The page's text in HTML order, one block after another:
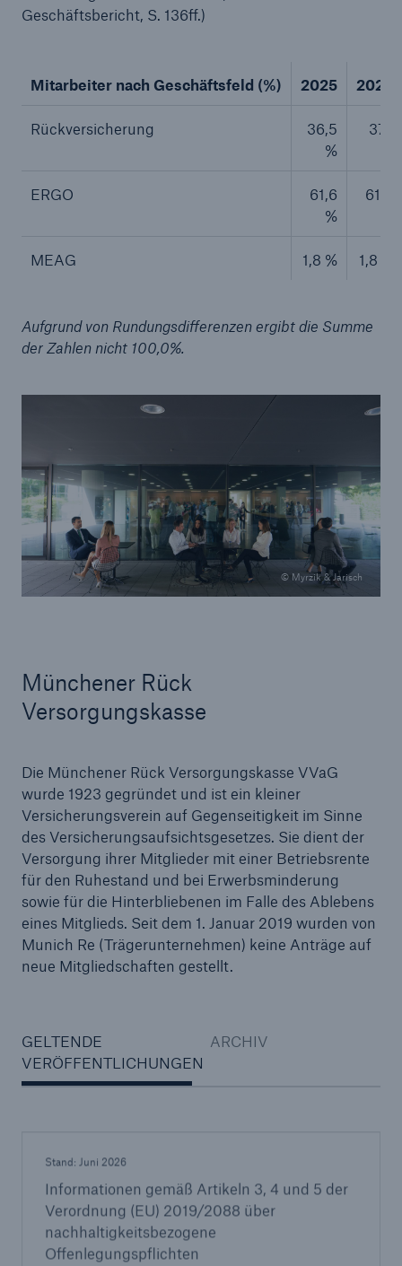
Geschäftsbericht, S. 136ff.)
Mitarbeiter nach Geschäftsfeld (%) 2025 2024
Rückversicherung
36,5
%
37,1
ERGO
61,6
%
61,0
MEAG 1,8 % 1,8 %
Aufgrund von Rundungsdifferenzen ergibt die Summe
der Zahlen nicht 100,0%.
© Myrzik & Jarisch
Münchener Rück
Versorgungskasse
Die Münchener Rück Versorgungskasse VVaG
wurde 1923 gegründet und ist ein kleiner
Versicherungsverein auf Gegenseitigkeit im Sinne
des Versicherungsaufsichtsgesetzes. Sie dient der
Versorgung ihrer Mitglieder mit einer Betriebsrente
für den Ruhestand und bei Erwerbsminderung
sowie für die Hinterbliebenen im Falle des Ablebens
eines Mitglieds. Seit dem 1. Januar 2019 wurden von
Munich Re (Trägerunternehmen) keine Anträge auf
neue Mitgliedschaften gestellt.
GELTENDE
VERÖFFENTLICHUNGEN
ARCHIV
Stand: Juni 2026
Informationen gemäß Artikeln 3, 4 und 5 der
Verordnung (EU) 2019/2088 über
nachhaltigkeitsbezogene
Offenlegungspflichten